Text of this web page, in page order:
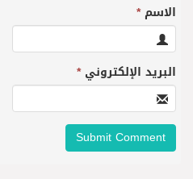
الاسم*
البريد الإلكتروني*